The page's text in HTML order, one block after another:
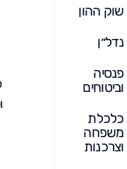
שוק ההון
נדל״ן
פנסיה
וביטוחים
כלכלת
משפחה
וצרכנות